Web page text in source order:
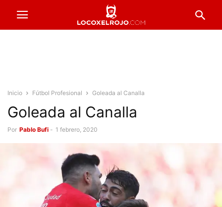
Inicio Fútbol Profesional Goleada al Canalla
Goleada al Canalla
Por Pablo Bufi - 1 febrero, 2020